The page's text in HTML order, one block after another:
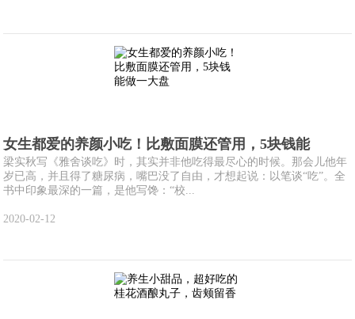
女生都爱的养颜小吃！比敷面膜还管用，5块钱能
梁实秋写《雅舍谈吃》时，其实并非他吃得最尽心的时候。那会儿他年
岁已高，并且得了糖尿病，嘴巴没了自由，才想起说：以笔谈“吃”。全
书中印象最深的一篇，是他写馋：“校...
2020-02-12